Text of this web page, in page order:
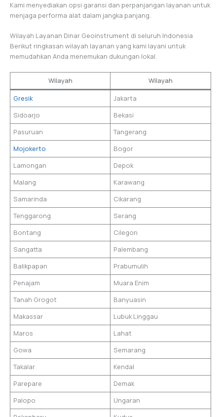
Kami menyediakan opsi garansi dan perpanjangan layanan untuk
menjaga performa alat dalam jangka panjang.
Wilayah Layanan Dinar Geoinstrument di seluruh Indonesia
Berikut ringkasan wilayah layanan yang kami layani untuk
memudahkan Anda menemukan dukungan lokal.
Wilayah
Wilayah
Gresik
Jakarta
Sidoarjo
Bekasi
Pasuruan
Tangerang
Mojokerto
Bogor
Lamongan
Depok
Malang
Karawang
Samarinda
Cikarang
Tenggarong
Serang
Bontang
Cilegon
Sangatta
Palembang
Balikpapan
Prabumulih
Penajam
Muara Enim
Tanah Grogot
Banyuasin
Makassar
Lubuk Linggau
Maros
Lahat
Gowa
Semarang
Takalar
Kendal
Parepare
Demak
Palopo
Ungaran